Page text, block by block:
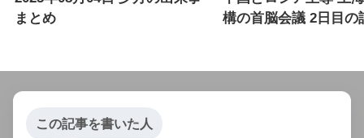
まとめ
構の首脳会議 2日目の
この記事を書いた人